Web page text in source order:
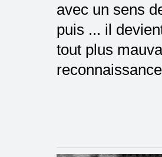
avec un sens
puis ... il
tout plus